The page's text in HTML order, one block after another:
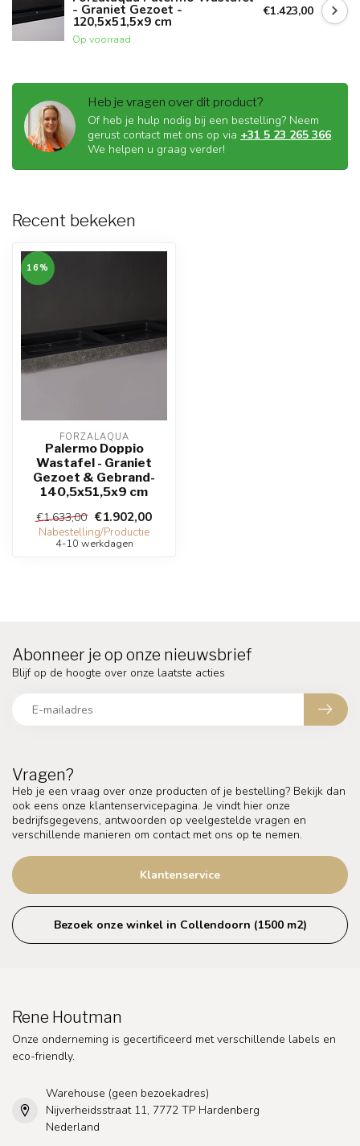
- Graniet Gezoet -
120,5x51,5x9 cm
Op voorraad
€1.423,00
Heb je vragen over dit product?
Of heb je hulp nodig bij een bestelling? Neem
gerust contact met ons op via +31 5 23 265 366.
We helpen u graag verder!
Recent bekeken
16%
FORZALAQUA
Palermo Doppio
Wastafel - Graniet
Gezoet & Gebrand-
140,5x51,5x9 cm
€1.633,00 €1.902,00
Nabestelling/Productie
4-10 werkdagen
Vragen?
Heb je een vraag over onze producten of je bestelling? Bekijk dan
ook eens onze klantenservicepagina. Je vindt hier onze
bedrijfsgegevens, antwoorden op veelgestelde vragen en
verschillende manieren om contact met ons op te nemen.
Klantenservice
Bezoek onze winkel in Collendoorn (1500 m2)
Abonneer je op onze nieuwsbrief
Blijf op de hoogte over onze laatste acties
Rene Houtman
Onze onderneming is gecertificeerd met verschillende labels en
eco-friendly.
Warehouse (geen bezoekadres)
Nijverheidsstraat 11, 7772 TP Hardenberg
Nederland